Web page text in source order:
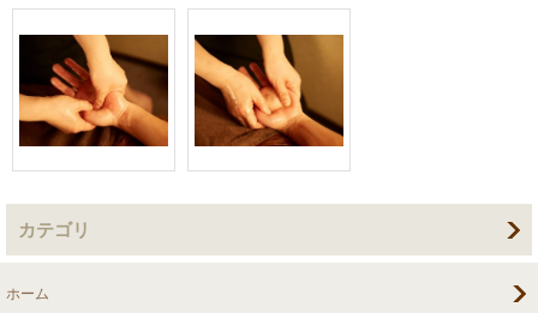
カテゴリ
ホーム